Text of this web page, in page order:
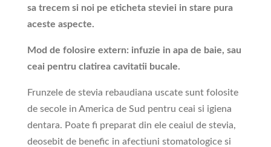
sa trecem si noi pe eticheta steviei in stare pura
aceste aspecte.
Mod de folosire extern: infuzie in apa de baie, sau
ceai pentru clatirea cavitatii bucale.
Frunzele de stevia rebaudiana uscate sunt folosite
de secole in America de Sud pentru ceai si igiena
dentara. Poate fi preparat din ele ceaiul de stevia,
deosebit de benefic in afectiuni stomatologice si